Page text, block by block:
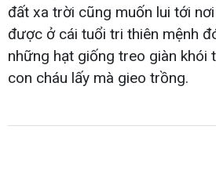
đất xa trời cũng muốn lui tới nơi
được ở cái tuổi tri thiên mệnh
những hạt giống treo giàn khói
con cháu lấy mà gieo trồng.